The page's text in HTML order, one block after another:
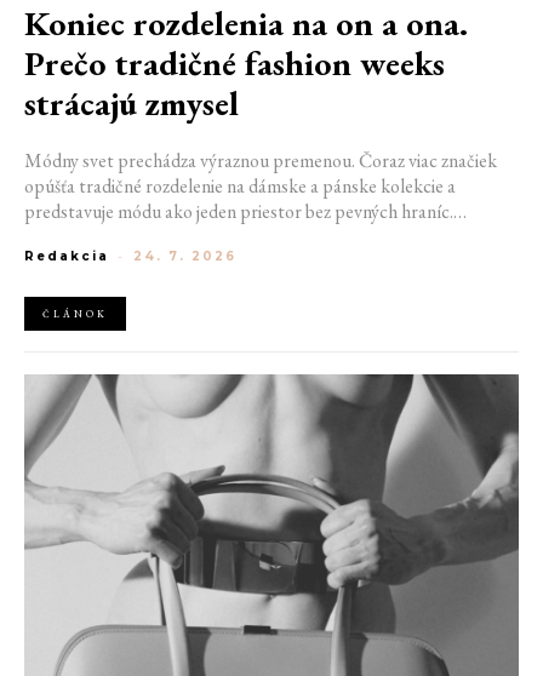
Koniec rozdelenia na on a ona.
Prečo tradičné fashion weeks
strácajú zmysel
Módny svet prechádza výraznou premenou. Čoraz viac značiek
opúšťa tradičné rozdelenie na dámske a pánske kolekcie a
predstavuje módu ako jeden priestor bez pevných hraníc.
udržateľnosť naznačujú, že klasické týždne módy môžu čoskoro
Redakcia - 24. 7. 2026
ČLÁNOK